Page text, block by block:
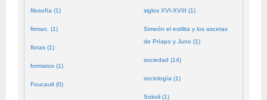
filosofía (1)
firman. (1)
flotas (1)
formatos (1)
Foucault (0)
siglos XVI-XVIII (1)
Simeón el estilita y los ascetas
de Príapo y Juno (1)
sociedad (14)
sociología (1)
Sokoli (1)